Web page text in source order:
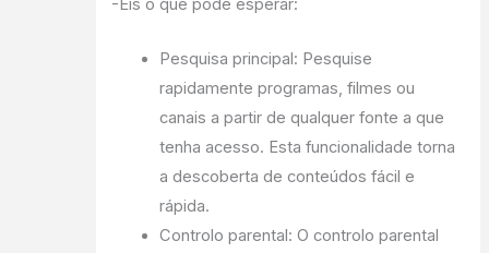
Pesquisa principal: Pesquise
rapidamente programas, filmes ou
canais a partir de qualquer fonte a que
tenha acesso. Esta funcionalidade torna
a descoberta de conteúdos fácil e
rápida.
Controlo parental: O controlo parental